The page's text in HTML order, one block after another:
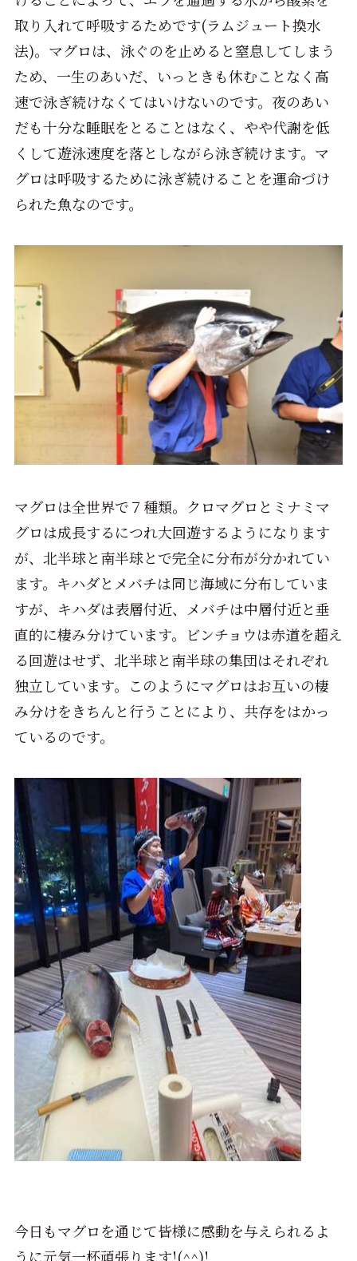
取り入れて呼吸するためです(ラムジュート換水
法)。マグロは、泳ぐのを止めると窒息してしまう
ため、一生のあいだ、いっときも休むことなく高
速で泳ぎ続けなくてはいけないのです。夜のあい
だも十分な睡眠をとることはなく、やや代謝を低
くして遊泳速度を落としながら泳ぎ続けます。マ
グロは呼吸するために泳ぎ続けることを運命づけ
られた魚なのです。
マグロは全世界で７種類。クロマグロとミナミマ
グロは成長するにつれ大回遊するようになります
が、北半球と南半球とで完全に分布が分かれてい
ます。キハダとメバチは同じ海域に分布していま
すが、キハダは表層付近、メバチは中層付近と垂
直的に棲み分けています。ビンチョウは赤道を超え
る回遊はせず、北半球と南半球の集団はそれぞれ
独立しています。このようにマグロはお互いの棲
み分けをきちんと行うことにより、共存をはかっ
ているのです。
今日もマグロを通じて皆様に感動を与えられるよ
うに元気一杯頑張ります!(^^)!